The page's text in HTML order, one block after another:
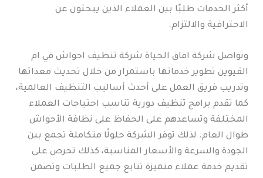
أكثر الخدمات طلبًا بين العملاء الذين يبحثون عن
الاحترافية والالتزام.
وتواصل شركة افاق الحياة شركة تنظيف احواش في ام
القيوين تطوير خدماتها باستمرار من خلال تحديث معداتها
وتدريب فريق العمل على أحدث أساليب التنظيف العالمية،
كما تقدم برامج تنظيف دورية تناسب احتياجات العملاء
المختلفة وتساعدهم على الحفاظ على نظافة الأحواش
طوال العام. لذلك توفر الشركة حلولًا متكاملة تجمع بين
الجودة والسرعة والأسعار المناسبة، كذلك تحرص على
تقديم خدمة عملاء متميزة تتابع جميع الطلبات وتضمن